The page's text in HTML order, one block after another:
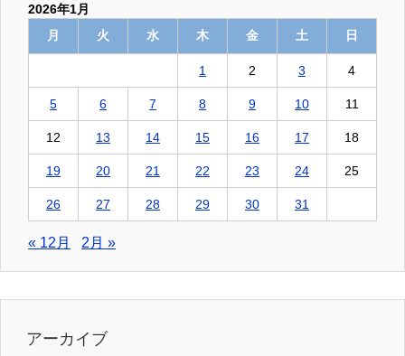
2026年1月
月
火 水 木 金 土 日
1 2 3 4
5 6 7 8 9 10 11
12 13 14 15 16 17 18
19 20 21 22 23 24 25
26 27 28 29 30 31
« 12月 2月 »
アーカイブ